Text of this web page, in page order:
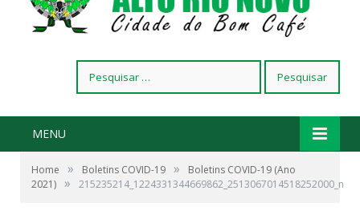
por:
MENU
Home » Boletins COVID-19 »
Boletins COVID-19 (Ano
2021) » 215235214_1224331344669862_2513067014518252000_n